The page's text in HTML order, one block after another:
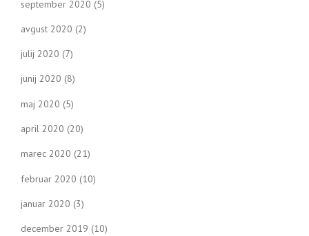
september 2020 (5)
avgust 2020 (2)
julij 2020 (7)
junij 2020 (8)
maj 2020 (5)
april 2020 (20)
marec 2020 (21)
februar 2020 (10)
januar 2020 (3)
december 2019 (10)